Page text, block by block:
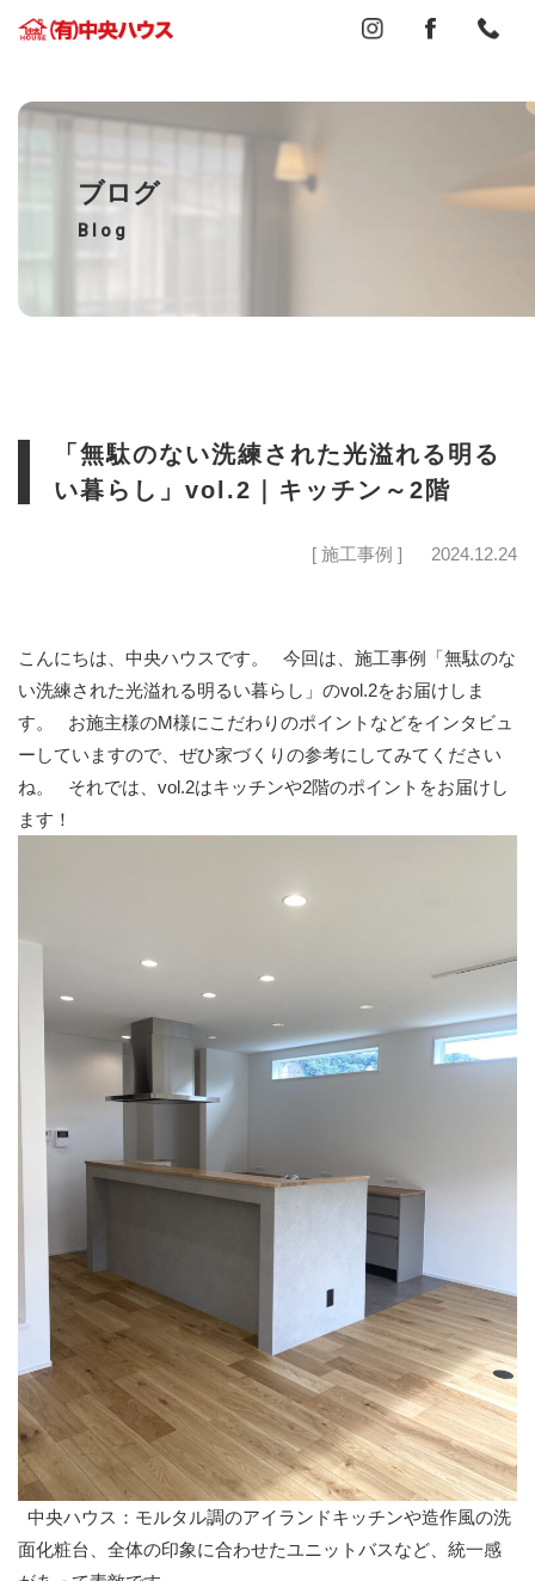
ブログ
Blog
「無駄のない洗練された光溢れる明る
い暮らし」vol.2｜キッチン～2階
[ 施工事例 ] 2024.12.24
こんにちは、中央ハウスです。
今回は、施工事例「無駄のな
い洗練された光溢れる明るい暮らし」のvol.2をお届けしま
す。
お施主様のM様にこだわりのポイントなどをインタビュ
ーしていますので、ぜひ家づくりの参考にしてみてください
ね。
それでは、vol.2はキッチンや2階のポイントをお届けし
ます！
中央ハウス：モルタル調のアイランドキッチンや造作風の洗
面化粧台、全体の印象に合わせたユニットバスなど、統一感